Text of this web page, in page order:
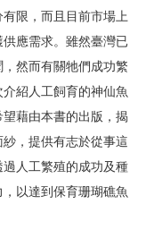
限，而且目前市場上
應需求。雖然臺灣已
然而有關牠們成功繁
紹人工飼育的神仙魚
藉由本書的出版，揭
，提供有志於從事這
人工繁殖的成功及種
以達到保育珊瑚礁魚